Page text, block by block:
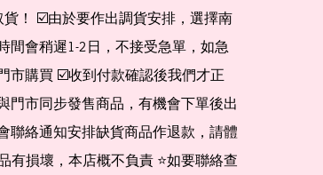
貨！ ☑️由於要作出調貨安排，選擇南
間會稍遲1-2日，不接受急單，如急
市購買 ☑️收到付款確認後我們才正
門市同步發售商品，有機會下單後出
聯絡通知安排缺貨商品作退款，請體
有損壞，本店概不負責 ⭐️如要聯絡查